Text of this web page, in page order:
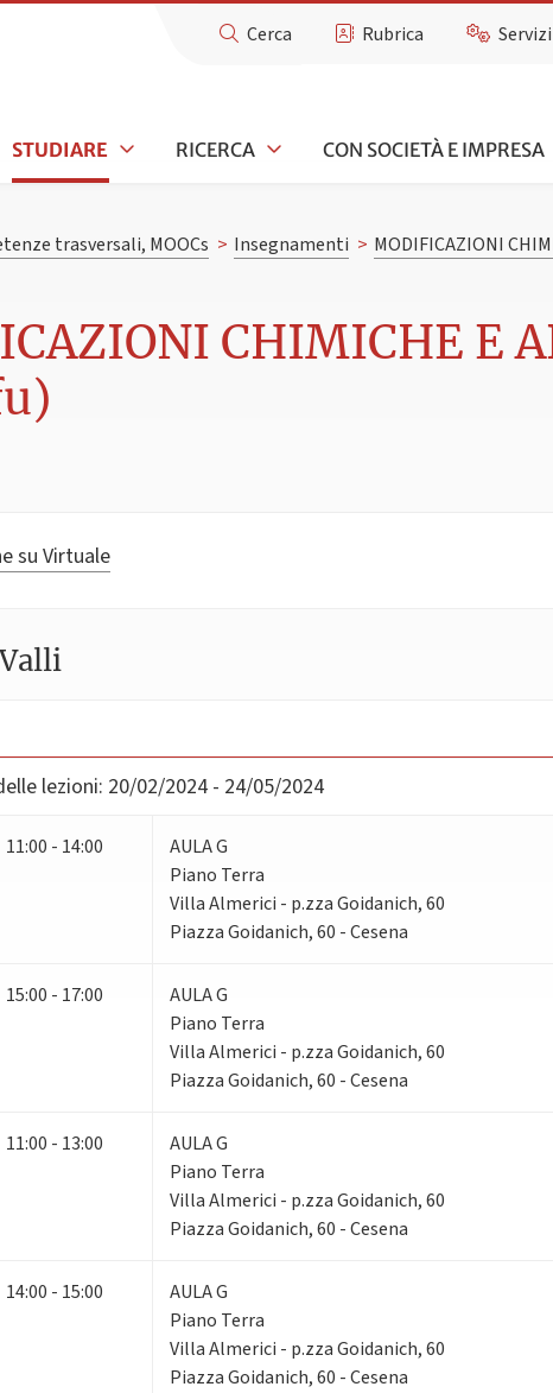
Cerca Rubrica
STUDIARE RICERCA CON SOCIETÀ E IMPRESA
trasversali, MOOCs > Insegnamenti > MODIFICAZIONI
CHIMICHE E
su Virtuale
lezioni: 20/02/2024 - 24/05/2024
11:00 - 14:00
AULA G
Piano Terra
Villa Almerici - p.zza Goidanich, 60
Piazza Goidanich, 60 - Cesena
15:00 - 17:00
AULA G
Piano Terra
Villa Almerici - p.zza Goidanich, 60
Piazza Goidanich, 60 - Cesena
11:00 - 13:00
AULA G
Piano Terra
Villa Almerici - p.zza Goidanich, 60
Piazza Goidanich, 60 - Cesena
14:00 - 15:00
AULA G
Piano Terra
Villa Almerici - p.zza Goidanich, 60
Piazza Goidanich, 60 - Cesena